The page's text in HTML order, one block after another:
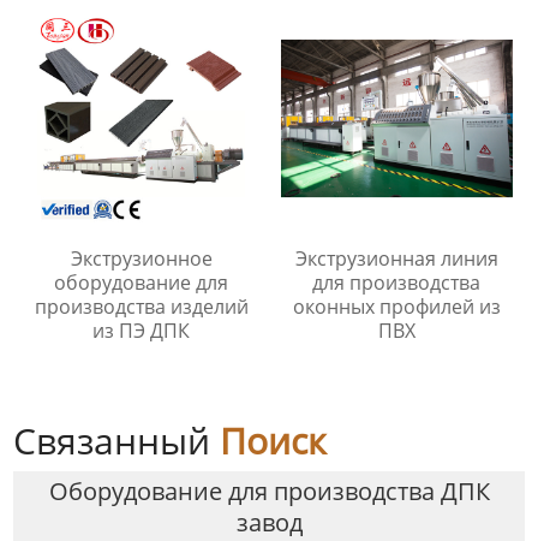
Экструзионное
оборудование для
производства изделий
из ПЭ ДПК
Экструзионная линия
для производства
оконных профилей из
ПВХ
Связанный Поиск
Оборудование для производства ДПК
завод